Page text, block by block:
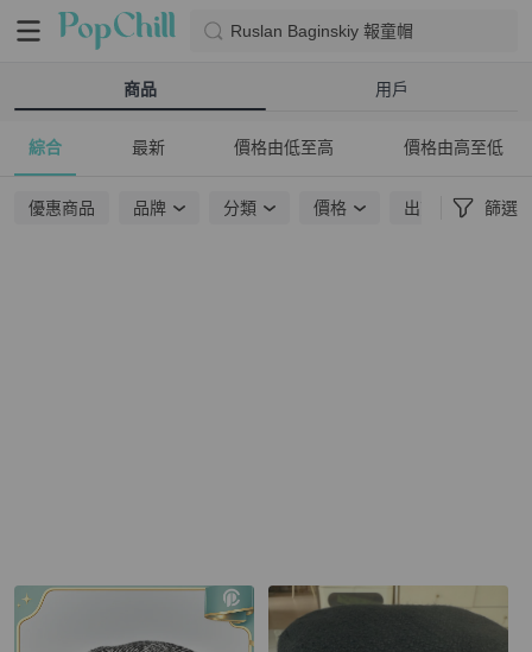
Ruslan Baginskiy 報童帽
商品 用戶
綜合 最新 價格由低至高 價格由高至低
優惠商品 品牌 分類 價格 出貨地點 篩選